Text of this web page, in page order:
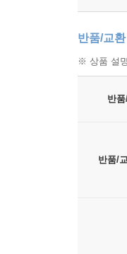
반품/교환
※ 상품 설
반
반품/